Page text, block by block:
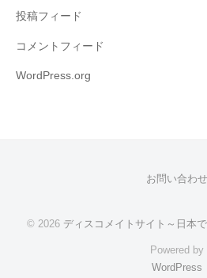
投稿フィード
コメントフィード
WordPress.org
お問い合わせ
© 2026 ディスコメイトサイト～日本
Powered by
WordPress